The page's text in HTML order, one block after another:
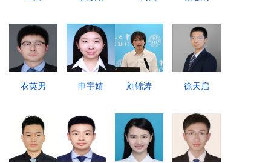
衣英男 申宇婧 刘锦涛 徐天启